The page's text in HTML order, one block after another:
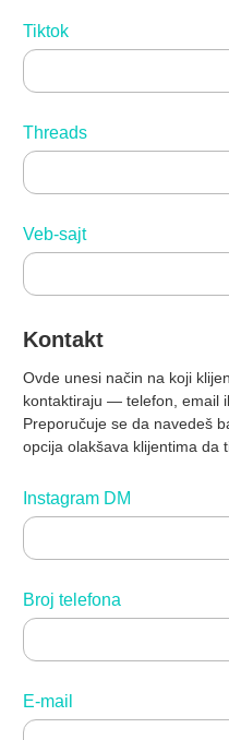
Tiktok
Threads
Veb-sajt
Kontakt
Ovde unesi način na koji
kontaktiraju — telefon, email
Preporučuje se da navedeš
opcija olakšava klijentima da
Instagram DM
Broj telefona
E-mail